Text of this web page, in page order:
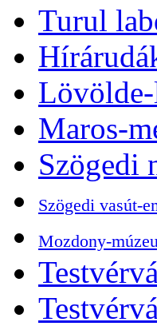
Turul
Maros-
Szögedi
Szögedi vasút-
Mozdony-